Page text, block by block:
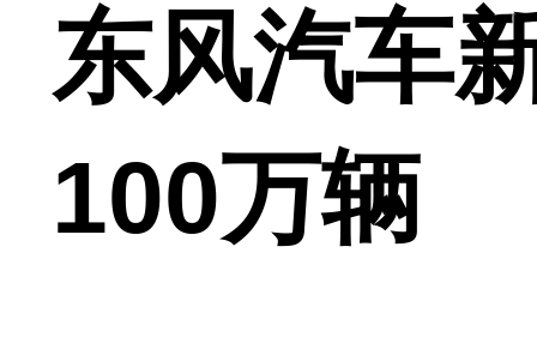
东风汽车
100万辆